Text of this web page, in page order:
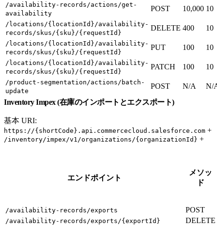
/availability-records/actions/get-
availability
POST 10,000 10
/locations/{locationId}/availability-
records/skus/{sku}/{requestId}
DELETE 400 10
/locations/{locationId}/availability-
records/skus/{sku}/{requestId}
PUT 100 10
/locations/{locationId}/availability-
records/skus/{sku}/{requestId}
PATCH 100 10
/product-segmentation/actions/batch-
update
POST N/A
N/
Inventory Impex (在庫のインポートとエクスポート)
基本 URI:
https://{shortCode}.api.commercecloud.salesforce.com +
/inventory/impex/v1/organizations/{organizationId} +
エンドポイント
メソッ
ド
/availability-records/exports POST
/availability-records/exports/{exportId} DELETE